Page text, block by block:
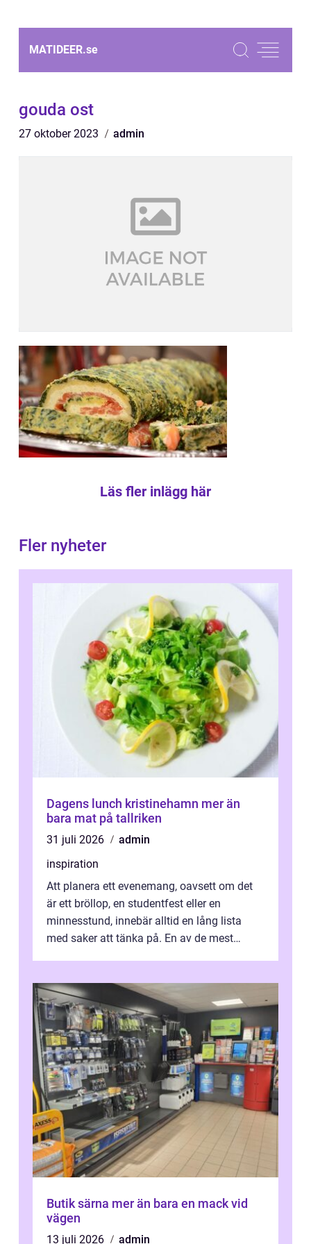
MATIDEER.se
gouda ost
27 oktober 2023 admin
Läs fler inlägg här
Fler nyheter
Dagens lunch kristinehamn mer än
bara mat på tallriken
31 juli 2026
admin
inspiration
Att planera ett evenemang, oavsett om det
är ett bröllop, en studentfest eller en
minnesstund, innebär alltid en lång lista
med saker att tänka på. En av de mest
Butik särna mer än bara en mack vid
vägen
13 juli 2026 admin